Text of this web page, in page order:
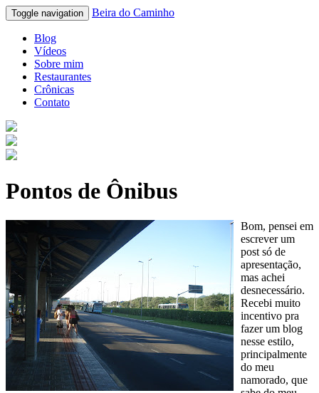
Toggle navigation Beira do Caminho
Blog
Vídeos
Sobre mim
Restaurantes
Crônicas
Contato
Pontos de Ônibus
Bom, pensei em
escrever um
post só de
apresentação,
mas achei
desnecessário.
Recebi muito
incentivo pra
fazer um blog
nesse estilo,
principalmente
do meu
namorado, que